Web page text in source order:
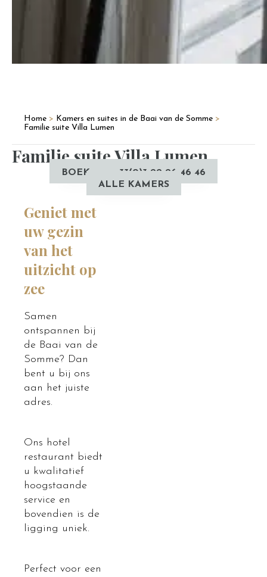
Home > Kamers en suites in de Baai van de Somme >
Familie suite Villa Lumen
Familie suite Villa Lumen
BOEK
+33(0)3 22 26 46 46
ALLE KAMERS
Geniet met
uw gezin
van het
uitzicht op
zee
Samen
ontspannen bij
de Baai van de
Somme? Dan
bent u bij ons
aan het juiste
adres.
Ons hotel
restaurant biedt
u kwalitatief
hoogstaande
service en
bovendien is de
ligging uniek.
Perfect voor een